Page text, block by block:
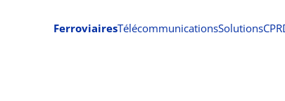
FerroviairesTélécommunicationsSolutionsCPR